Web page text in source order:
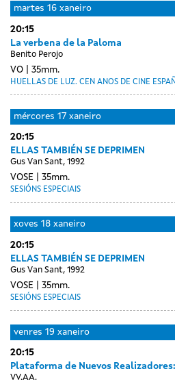
luns
xaneiro
Day
without
sessions
martes 16 xaneiro
20:15
La verbena de la Paloma
Benito Perojo
VO 35mm.
HUELLAS DE LUZ. CEN ANOS DE CINE
mércores 17 xaneiro
20:15
ELLAS TAMBIÉN SE DEPRIMEN
Gus Van Sant, 1992
VOSE 35mm.
SESIÓNS ESPECIAIS
xoves 18 xaneiro
20:15
ELLAS TAMBIÉN SE DEPRIMEN
Gus Van Sant, 1992
VOSE 35mm.
SESIÓNS ESPECIAIS
venres 19 xaneiro
20:15
Plataforma de Nuevos Realizadores:
VV.AA.